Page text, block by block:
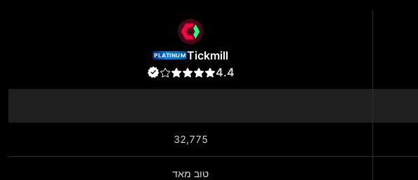
Tickmill
PLATINUM
4.4
32,775
טוב מאד